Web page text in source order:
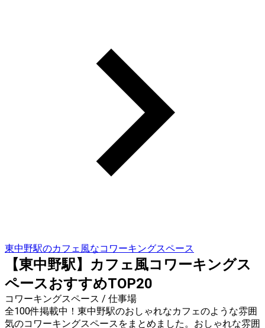
東中野駅のカフェ風なコワーキングスペース
【東中野駅】カフェ風コワーキングス
ペースおすすめTOP20
コワーキングスペース / 仕事場
全100件掲載中！東中野駅のおしゃれなカフェのような雰囲
気のコワーキングスペースをまとめました。おしゃれな雰囲